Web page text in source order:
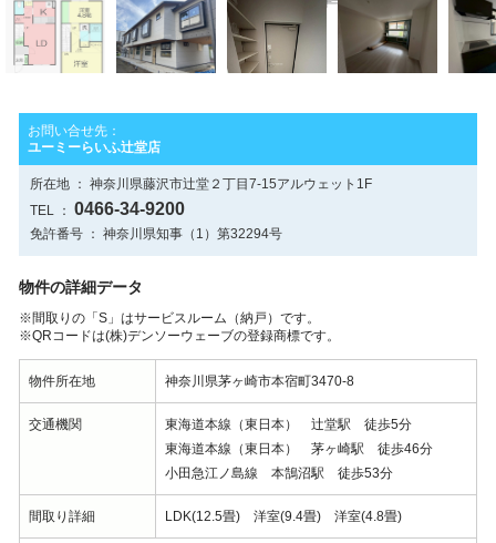
お問い合せ先：
ユーミーらいふ辻堂店
所在地 ： 神奈川県藤沢市辻堂２丁目7-15アルウェット1F
TEL ：0466-34-9200
免許番号 ： 神奈川県知事（1）第32294号
物件の詳細データ
※間取りの「S」はサービスルーム（納戸）です。
※QRコードは(株)デンソーウェーブの登録商標です。
物件所在地 神奈川県茅ヶ崎市本宿町3470-8
交通機関
東海道本線（東日本） 辻堂駅 徒歩5分
東海道本線（東日本） 茅ヶ崎駅 徒歩46分
小田急江ノ島線 本鵠沼駅 徒歩53分
間取り詳細 LDK(12.5畳) 洋室(9.4畳) 洋室(4.8畳)